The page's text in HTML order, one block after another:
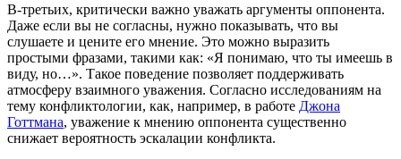
В-третьих, критически важно уважать аргументы оппонента.
Даже если вы не согласны, нужно показывать, что вы
слушаете и цените его мнение. Это можно выразить
простыми фразами, такими как: «Я понимаю, что ты имеешь в
виду, но…». Такое поведение позволяет поддерживать
атмосферу взаимного уважения. Согласно исследованиям на
тему конфликтологии, как, например, в работе Джона
Готтмана, уважение к мнению оппонента существенно
снижает вероятность эскалации конфликта.